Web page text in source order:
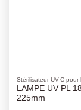
Stérilisateur UV-C pour
LAMPE UV PL
225mm